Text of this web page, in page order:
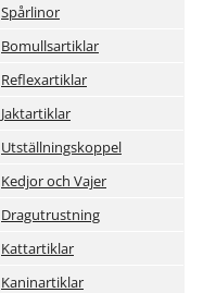
Spårlinor
Bomullsartiklar
Reflexartiklar
Jaktartiklar
Utställningskoppel
Kedjor och Vajer
Dragutrustning
Kattartiklar
Kaninartiklar